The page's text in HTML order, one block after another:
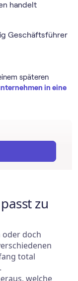
handelt
Geschäftsführer
späteren
in eine